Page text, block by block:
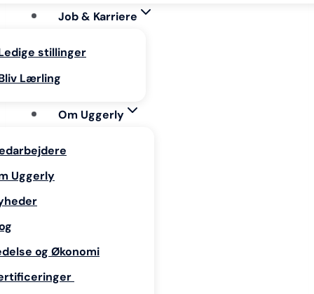
Job & Karriere
stillinger
Lærling
Om Uggerly
Uggerly
og Økonomi